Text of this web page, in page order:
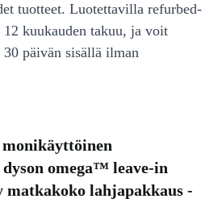
tuotteet. Luotettavilla refurbed-
kuukauden takuu, ja voit
30 päivän sisällä ilman
omega™ leave-in
matkakoko lahjapakkaus -